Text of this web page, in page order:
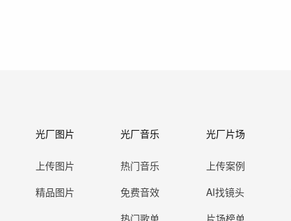
光厂图片
上传图片
精品图片
光厂音乐
热门音乐
免费音效
热门歌单
光厂片场
上传案例
AI找镜头
片场榜单